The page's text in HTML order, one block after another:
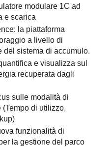
modulare 1C ad
e scarica
la piattaforma
a livello di
del sistema di accumulo.
e visualizza sul
recuperata dagli
sulle modalità di
di utilizzo,
funzionalità di
la gestione del parco